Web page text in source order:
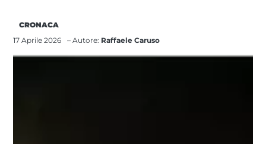
CRONACA
17 Aprile 2026
– Autore: Raffaele Caruso